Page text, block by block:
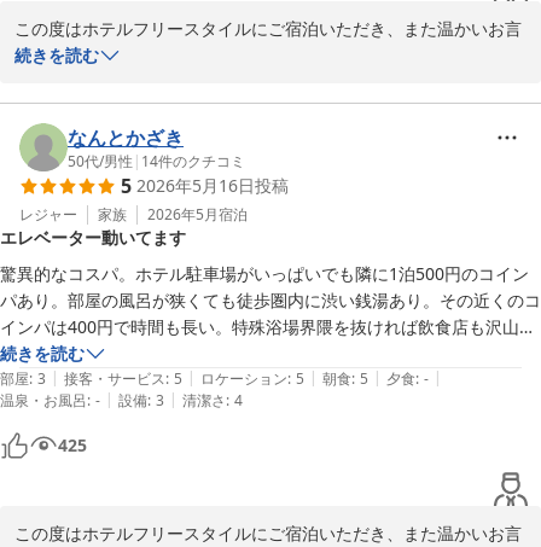
この度はホテルフリースタイルにご宿泊いただき、また温かいお言
葉をお寄せいただき誠にありがとうございます。
目指してまいります。
お客様のまたのお越しをスタッフ一同お待ちしております。
ＨＯＴＥＬ ＦＲＥＥ ＳＴＹＬＥ
2026-06-21
続きを読む
なんとかざき
50代/男性 | 14件のクチコミ
5 2026年5月16日投稿
レジャー 家族 2026年5月宿泊
エレベーター動いてます
驚異的なコスパ。ホテル駐車場がいっぱいでも隣に1泊500円のコイン
パあり。部屋の風呂が狭くても徒歩圏内に渋い銭湯あり。その近くのコ
インパは400円で時間も長い。特殊浴場界隈を抜ければ飲食店も沢山。
朝はホットサンドとドリンクが部屋にサーブされるしフロントではコー
ヒーも。
続きを読む
部屋: 3 | 接客・サービス: 5 | ロケーション: 5 | 朝食: 5 | 夕食: - |
温泉・お風呂: - | 設備: 3 | 清潔さ: 4
425
この度はホテルフリースタイルにご宿泊いただき、また温かいお言